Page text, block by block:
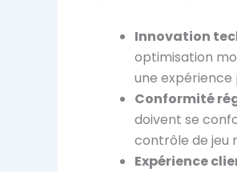
Innovation
optimisation
une expérience
Conformité
doivent se
contrôle de jeu
Expérience